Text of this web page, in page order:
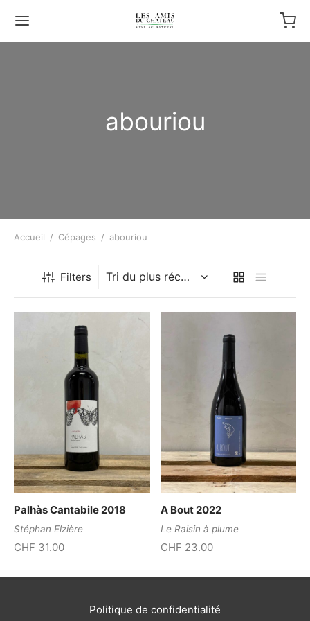
abouriou
Accueil / Cépages / abouriou
Filters
Palhàs Cantabile 2018
Stéphan Elzière
CHF 31.00
A Bout 2022
Le Raisin à plume
CHF 23.00
Politique de confidentialité